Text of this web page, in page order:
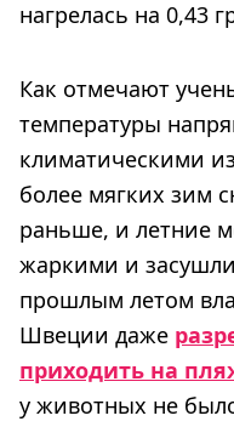
нагрелась на 0,43
Как отмечают
температуры
климатическими
более мягких зим
раньше, и летние
жаркими и
прошлым летом
Швеции даже
приходить на
у животных не